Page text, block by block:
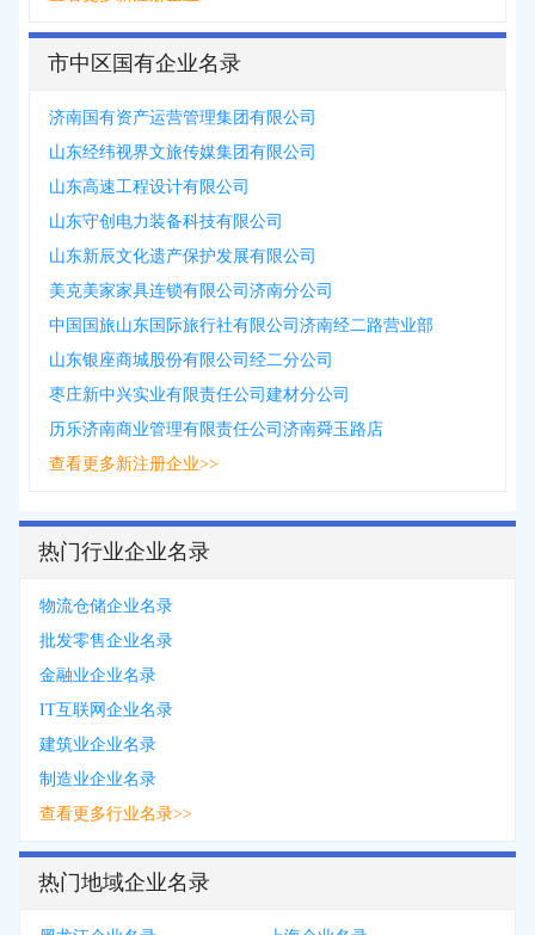
市中区国有企业名录
济南国有资产运营管理集团有限公司
山东经纬视界文旅传媒集团有限公司
山东高速工程设计有限公司
山东守创电力装备科技有限公司
山东新辰文化遗产保护发展有限公司
美克美家家具连锁有限公司济南分公司
中国国旅山东国际旅行社有限公司济南经二路营业部
山东银座商城股份有限公司经二分公司
枣庄新中兴实业有限责任公司建材分公司
历乐济南商业管理有限责任公司济南舜玉路店
查看更多新注册企业>>
热门行业企业名录
物流仓储企业名录
批发零售企业名录
金融业企业名录
IT互联网企业名录
建筑业企业名录
制造业企业名录
查看更多行业名录>>
热门地域企业名录